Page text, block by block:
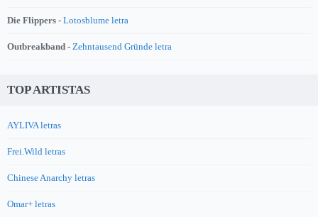
Die Flippers - Lotosblume letra
Outbreakband - Zehntausend Gründe letra
TOP ARTISTAS
AYLIVA letras
Frei.Wild letras
Chinese Anarchy letras
Omar+ letras